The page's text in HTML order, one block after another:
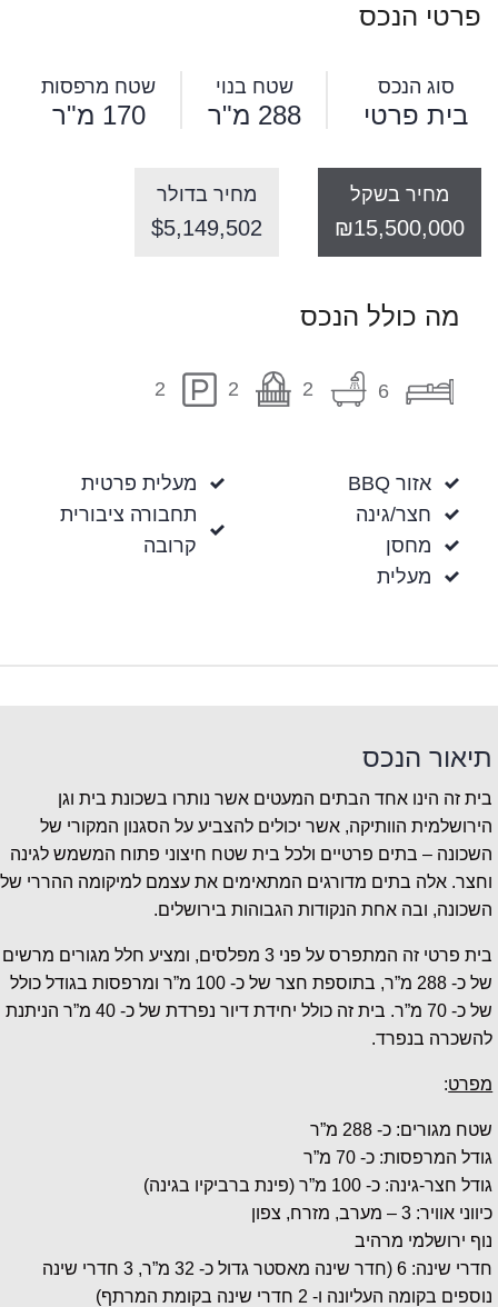
פרטי הנכס
סוג הנכס
בית פרטי
שטח בנוי
288 מ"ר
שטח מרפסות
170 מ"ר
מחיר בשקל
₪15,500,000
מחיר בדולר
$5,149,502
מה כולל הנכס
6
2
2
2
אזור BBQ
חצר/גינה
מחסן
מעלית
מעלית פרטית
תחבורה ציבורית
קרובה
תיאור הנכס
בית זה הינו אחד הבתים המעטים אשר נותרו בשכונת בית וגן
הירושלמית הוותיקה, אשר יכולים להצביע על הסגנון המקורי של
השכונה – בתים פרטיים ולכל בית שטח חיצוני פתוח המשמש לגינה
וחצר. אלה בתים מדורגים המתאימים את עצמם למיקומה ההררי של
השכונה, ובה אחת הנקודות הגבוהות בירושלים.
בית פרטי זה המתפרס על פני 3 מפלסים, ומציע חלל מגורים מרשים
של כ- 288 מ”ר, בתוספת חצר של כ- 100 מ”ר ומרפסות בגודל כולל
של כ- 70 מ”ר. בית זה כולל יחידת דיור נפרדת של כ- 40 מ”ר הניתנת
להשכרה בנפרד.
מפרט:
שטח מגורים: כ- 288 מ”ר
גודל המרפסות: כ- 70 מ”ר
גודל חצר-גינה: כ- 100 מ”ר (פינת ברביקיו בגינה)
כיווני אוויר: 3 – מערב, מזרח, צפון
נוף ירושלמי מרהיב
חדרי שינה: 6 (חדר שינה מאסטר גדול כ- 32 מ”ר, 3 חדרי שינה
נוספים בקומה העליונה ו- 2 חדרי שינה בקומת המרתף)